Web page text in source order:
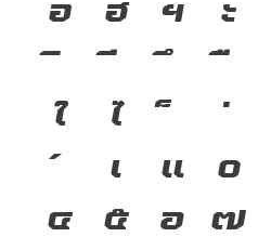
อ ฮ ฯ ะ
ใ ไ
เ แ ๐
๔ ๕ ๖ ๗